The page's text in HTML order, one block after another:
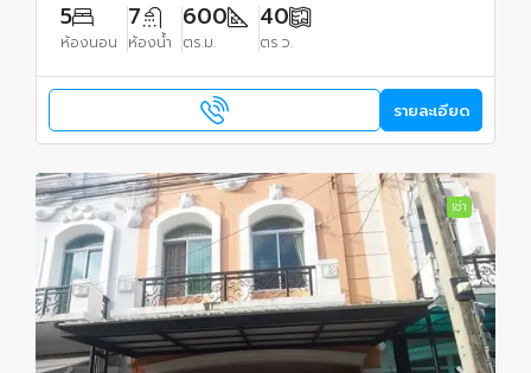
5
ห้องนอน
7
ห้องน้ำ
600
ตร.ม.
40
ตร.ว.
รายละเอียด
เช่า